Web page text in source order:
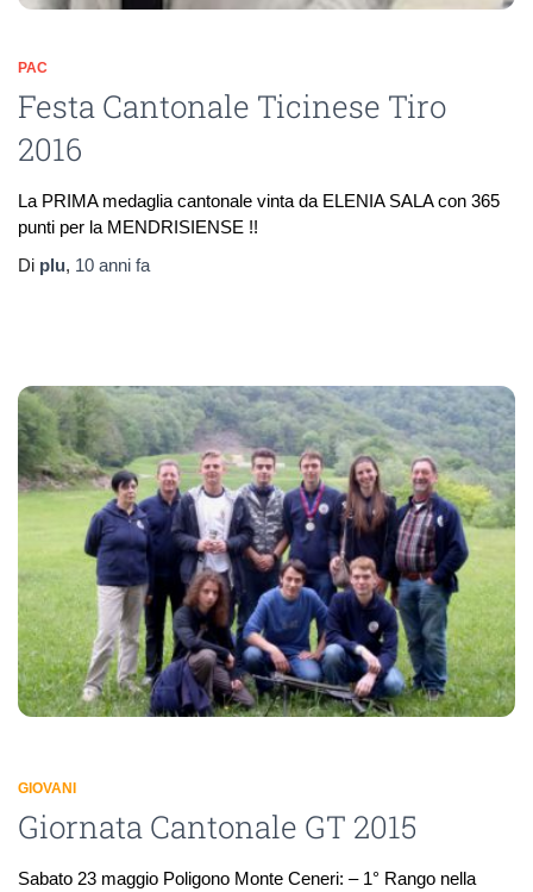
PAC
Festa Cantonale Ticinese Tiro
2016
La PRIMA medaglia cantonale vinta da ELENIA SALA con 365
punti per la MENDRISIENSE !!
Di plu, 10 anni fa
GIOVANI
Giornata Cantonale GT 2015
Sabato 23 maggio Poligono Monte Ceneri: – 1° Rango nella